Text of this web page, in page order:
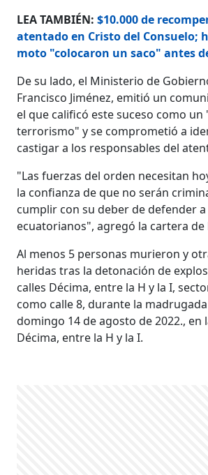
LEA TAMBIÉN:$10.000 de
atentado en Cristo del Consuelo;
moto "colocaron un saco" antes
De su lado, el Ministerio de
Francisco Jiménez, emitió un
el que calificó este suceso como un
terrorismo" y se comprometió a
castigar a los responsables del
"Las fuerzas del orden necesitan
la confianza de que no serán
cumplir con su deber de defender a
ecuatorianos", agregó la cartera de
Al menos 5 personas murieron y
heridas tras la detonación de
calles Décima, entre la H y la I,
como calle 8, durante la
domingo 14 de agosto de 2022., en
Décima, entre la H y la I.